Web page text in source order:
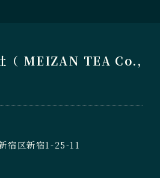
（ MEIZAN TEA Co.,
宿区新宿1-25-11